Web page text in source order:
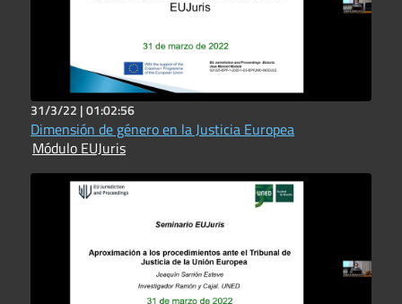
31/3/22 |01:02:56
Dimensión de género en la Justicia Europea
Módulo EUJuris